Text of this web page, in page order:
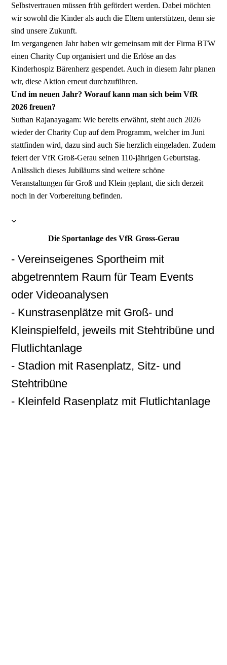
Selbstvertrauen müssen früh gefördert werden. Dabei möchten
wir sowohl die Kinder als auch die Eltern unterstützen, denn sie
sind unsere Zukunft.
Im vergangenen Jahr haben wir gemeinsam mit der Firma BTW
einen Charity Cup organisiert und die Erlöse an das
Kinderhospiz Bärenherz gespendet. Auch in diesem Jahr planen
wir, diese Aktion erneut durchzuführen.
Und im neuen Jahr? Worauf kann man sich beim VfR
2026 freuen?
Suthan Rajanayagam: Wie bereits erwähnt, steht auch 2026
wieder der Charity Cup auf dem Programm, welcher im Juni
stattfinden wird, dazu sind auch Sie herzlich eingeladen. Zudem
feiert der VfR Groß-Gerau seinen 110-jährigen Geburtstag.
Anlässlich dieses Jubiläums sind weitere schöne
Veranstaltungen für Groß und Klein geplant, die sich derzeit
noch in der Vorbereitung befinden.
Die Sportanlage des VfR Gross-Gerau
- Vereinseigenes Sportheim mit
abgetrenntem Raum für Team Events
oder Videoanalysen
- Kunstrasenplätze mit Groß- und
Kleinspielfeld, jeweils mit Stehtribüne und
Flutlichtanlage
- Stadion mit Rasenplatz, Sitz- und
Stehtribüne
- Kleinfeld Rasenplatz mit Flutlichtanlage